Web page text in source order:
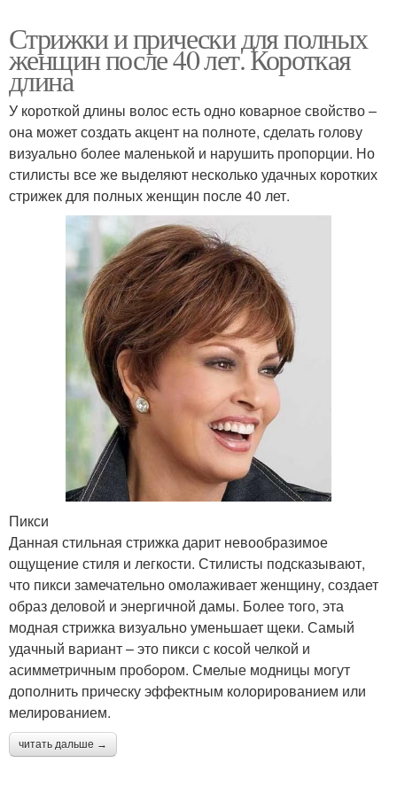
Стрижки и прически для полных
женщин после 40 лет. Короткая
длина
У короткой длины волос есть одно коварное свойство –
она может создать акцент на полноте, сделать голову
визуально более маленькой и нарушить пропорции. Но
стилисты все же выделяют несколько удачных коротких
стрижек для полных женщин после 40 лет.
Пикси
Данная стильная стрижка дарит невообразимое
ощущение стиля и легкости. Стилисты подсказывают,
что пикси замечательно омолаживает женщину, создает
образ деловой и энергичной дамы. Более того, эта
модная стрижка визуально уменьшает щеки. Самый
удачный вариант – это пикси с косой челкой и
асимметричным пробором. Смелые модницы могут
дополнить прическу эффектным колорированием или
мелированием.
читать дальше →